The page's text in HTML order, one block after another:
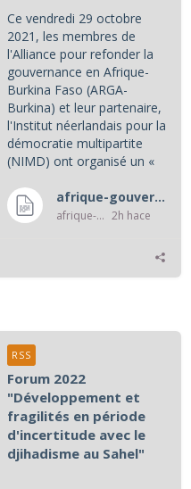
Ce vendredi 29 octobre
2021, les membres de
l'Alliance pour refonder la
gouvernance en Afrique-
Burkina Faso (ARGA-
Burkina) et leur partenaire,
l'Institut néerlandais pour la
démocratie multipartite
(NIMD) ont organisé un «
afrique-gouvernance-rss
afrique-gouvernance-rss 2h hace
Forum 2022
"Développement et
fragilités en période
d'incertitude avec le
djihadisme au Sahel"
RSS